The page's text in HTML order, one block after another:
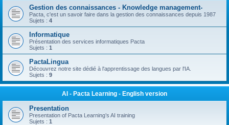
Gestion des connaissances - Knowledge management-
Pacta, c'est un savoir faire dans la gestion des connaissances depuis 1987
Sujets : 4
Informatique
Présentation des services informatiques Pacta
Sujets : 1
PactaLingua
Découvrez notre site dédié à l'apprentissage des langues par l'IA.
Sujets : 9
AI - Pacta Learning - English version
Presentation
Presentation of Pacta Learning’s AI training
Sujets : 1